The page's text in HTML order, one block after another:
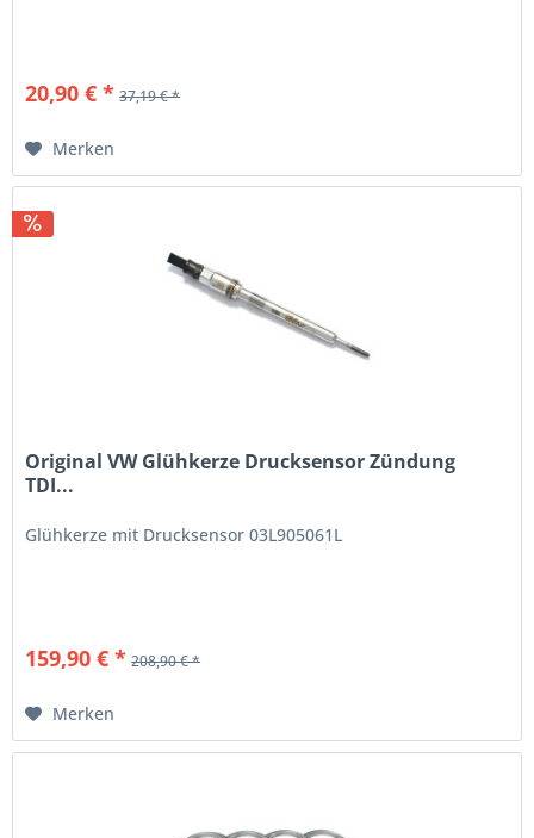
20,90 € * 37,19 € *
Merken
Original VW Glühkerze Drucksensor Zündung
TDI...
Glühkerze mit Drucksensor 03L905061L
159,90 € * 208,90 € *
Merken